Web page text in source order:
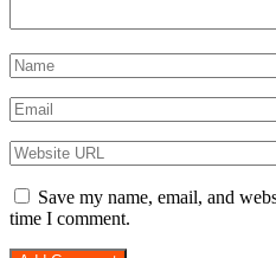
Save my name, email, and
time I comment.